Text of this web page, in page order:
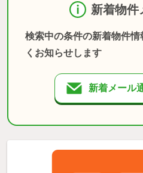
新着物件
検索中の条件の新着物件情
くお知らせします
新着メール